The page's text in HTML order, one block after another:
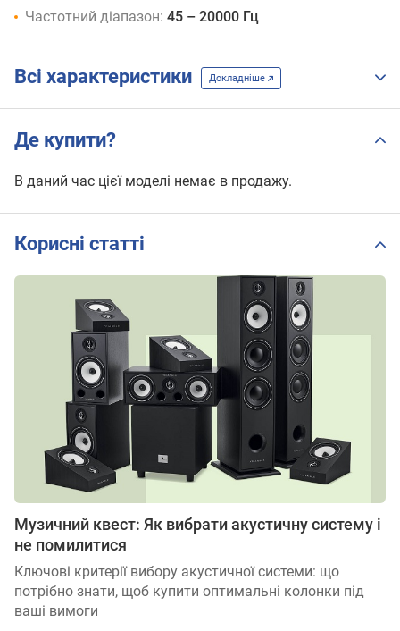
Частотний діапазон: 45 – 20000 Гц
Всі характеристики Докладніше
Де купити?
В даний час цієї моделі немає в продажу.
Корисні статті
Музичний квест: Як вибрати акустичну систему і
не помилитися
Ключові критерії вибору акустичної системи: що
потрібно знати, щоб купити оптимальні колонки під
ваші вимоги